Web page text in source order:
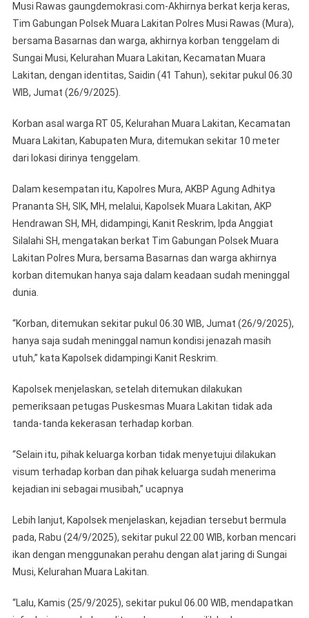
Muara
Lakitan
Bersama
Basarnas
Berhasil
Menemukan
Saidin
Korban
Tenggelam
Sungai
Musi
Musi Rawas gaungdemokrasi.com-Akhirnya berkat kerja keras,
Tim Gabungan Polsek Muara Lakitan Polres Musi Rawas (Mura),
bersama Basarnas dan warga, akhirnya korban tenggelam di
Sungai Musi, Kelurahan Muara Lakitan, Kecamatan Muara
Lakitan, dengan identitas, Saidin (41 Tahun), sekitar pukul 06.30
WIB, Jumat (26/9/2025).
Korban asal warga RT 05, Kelurahan Muara Lakitan, Kecamatan
Muara Lakitan, Kabupaten Mura, ditemukan sekitar 10 meter
dari lokasi dirinya tenggelam.
Dalam kesempatan itu, Kapolres Mura, AKBP Agung Adhitya
Prananta SH, SIK, MH, melalui, Kapolsek Muara Lakitan, AKP
Hendrawan SH, MH, didampingi, Kanit Reskrim, Ipda Anggiat
Silalahi SH, mengatakan berkat Tim Gabungan Polsek Muara
Lakitan Polres Mura, bersama Basarnas dan warga akhirnya
korban ditemukan hanya saja dalam keadaan sudah meninggal
dunia.
“Korban, ditemukan sekitar pukul 06.30 WIB, Jumat (26/9/2025),
hanya saja sudah meninggal namun kondisi jenazah masih
utuh,” kata Kapolsek didampingi Kanit Reskrim.
Kapolsek menjelaskan, setelah ditemukan dilakukan
pemeriksaan petugas Puskesmas Muara Lakitan tidak ada
tanda-tanda kekerasan terhadap korban.
“Selain itu, pihak keluarga korban tidak menyetujui dilakukan
visum terhadap korban dan pihak keluarga sudah menerima
kejadian ini sebagai musibah,” ucapnya
Lebih lanjut, Kapolsek menjelaskan, kejadian tersebut bermula
pada, Rabu (24/9/2025), sekitar pukul 22.00 WIB, korban mencari
ikan dengan menggunakan perahu dengan alat jaring di Sungai
Musi, Kelurahan Muara Lakitan.
“Lalu, Kamis (25/9/2025), sekitar pukul 06.00 WIB, mendapatkan